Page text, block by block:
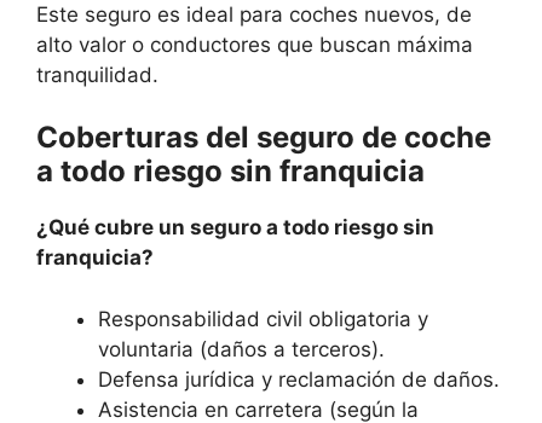
Este seguro es ideal para coches nuevos, de
alto valor o conductores que buscan máxima
tranquilidad.
Coberturas del seguro de coche
a todo riesgo sin franquicia
¿Qué cubre un seguro a todo riesgo sin
franquicia?
Responsabilidad civil obligatoria y
voluntaria (daños a terceros).
Defensa jurídica y reclamación de daños.
Asistencia en carretera (según la